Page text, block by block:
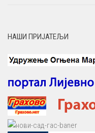
НАШИ ПРИЈАТЕЉИ